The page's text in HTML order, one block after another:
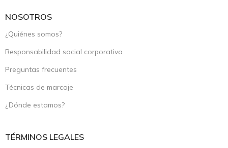
NOSOTROS
¿Quiénes somos?
Responsabilidad social corporativa
Preguntas frecuentes
Técnicas de marcaje
¿Dónde estamos?
TÉRMINOS LEGALES